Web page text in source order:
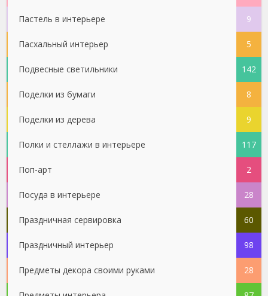
Пастель в интерьере 9
Пасхальный интерьер 5
Подвесные светильники 142
Поделки из бумаги 8
Поделки из дерева 9
Полки и стеллажи в интерьере 117
Поп-арт 2
Посуда в интерьере 28
Праздничная сервировка 60
Праздничный интерьер 98
Предметы декора своими руками 28